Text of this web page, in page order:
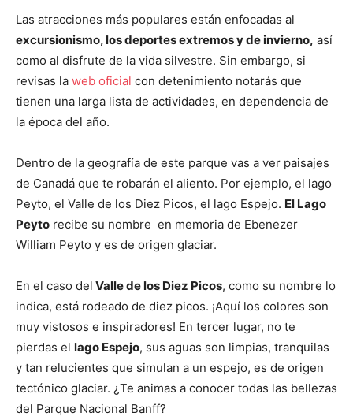
Las atracciones más populares están enfocadas al
excursionismo, los deportes extremos y de invierno, así
como al disfrute de la vida silvestre. Sin embargo, si
revisas la web oficial con detenimiento notarás que
tienen una larga lista de actividades, en dependencia de
la época del año.
Dentro de la geografía de este parque vas a ver paisajes
de Canadá que te robarán el aliento. Por ejemplo, el lago
Peyto, el Valle de los Diez Picos, el lago Espejo. El Lago
Peyto recibe su nombre en memoria de Ebenezer
William Peyto y es de origen glaciar.
En el caso del Valle de los Diez Picos, como su nombre lo
indica, está rodeado de diez picos. ¡Aquí los colores son
muy vistosos e inspiradores! En tercer lugar, no te
pierdas el lago Espejo, sus aguas son limpias, tranquilas
y tan relucientes que simulan a un espejo, es de origen
tectónico glaciar. ¿Te animas a conocer todas las bellezas
del Parque Nacional Banff?